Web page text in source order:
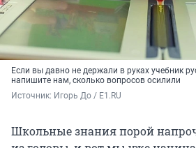
Если вы давно не держали в руках учебник
напишите нам, сколько вопросов осилили
Источник: Игорь До / E1.RU
Школьные знания порой